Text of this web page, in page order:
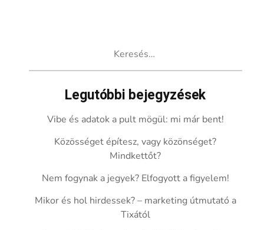
Legutóbbi bejegyzések
Vibe és adatok a pult mögül: mi már bent!
Közösséget építesz, vagy közönséget?
Mindkettőt?
Nem fogynak a jegyek? Elfogyott a figyelem!
Mikor és hol hirdessek? – marketing útmutató a
Tixától